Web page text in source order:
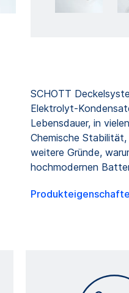
SCHOTT
Elektrolyt-
Lebensdauer, in
Chemische
weitere Gründe,
hochmodernen